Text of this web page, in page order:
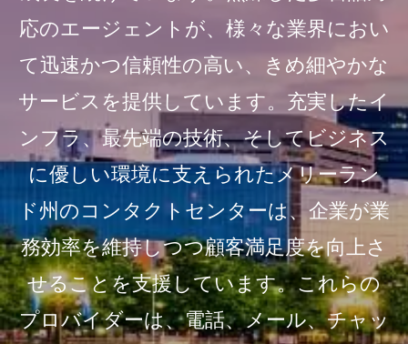
応のエージェントが、様々な業界におい
て迅速かつ信頼性の高い、きめ細やかな
サービスを提供しています。充実したイ
ンフラ、最先端の技術、そしてビジネス
に優しい環境に支えられたメリーラン
ド州のコンタクトセンターは、企業が業
務効率を維持しつつ顧客満足度を向上さ
せることを支援しています。これらの
プロバイダーは、電話、メール、チャッ